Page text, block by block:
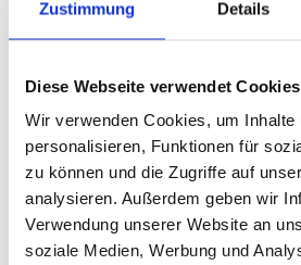
Zustimmung Details
Diese Webseite verwendet Cookies
Wir verwenden Cookies, um Inhalte
personalisieren, Funktionen für
zu können und die Zugriffe auf
analysieren. Außerdem geben wir
Verwendung unserer Website an
soziale Medien, Werbung und
Sähköjärjestelmä
Sytytystulpat
Sytytysjärjestelmä